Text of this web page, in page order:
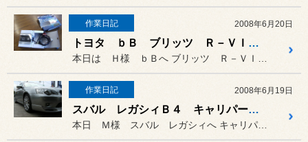
作業日記 2008年6月20日
トヨタ ｂＢ ブリッツ Ｒ－ＶＩＴ ｉ－ｃｏｌｏｒ 取り付け
作業日記 2008年6月19日
スバル レガシィＢ４ キャリパー＆ローター交換